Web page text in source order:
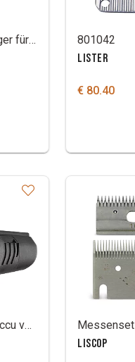
Ladegerät Heiniger für Saphir 120 V-240 V 801042
LISTER
€ 80.40
Reserve Li-ion accu voor Opal tondeuse
LISCOP